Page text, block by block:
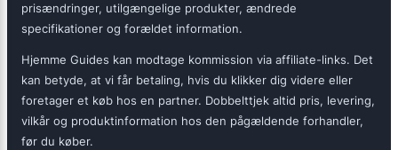
prisændringer, utilgængelige produkter, ændrede
specifikationer og forældet information.
Hjemme Guides kan modtage kommission via affiliate-links. Det
kan betyde, at vi får betaling, hvis du klikker dig videre eller
foretager et køb hos en partner. Dobbelttjek altid pris, levering,
vilkår og produktinformation hos den pågældende forhandler,
før du køber.